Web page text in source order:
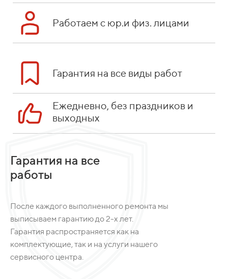
Работаем с юр.и физ. лицами
Гарантия на все виды работ
Ежедневно, без праздников и
выходных
Гарантия на все
работы
После каждого выполненного ремонта мы
выписываем гарантию до 2-х лет.
Гарантия распространяется как на
комплектующие, так и на услуги нашего
сервисного центра.